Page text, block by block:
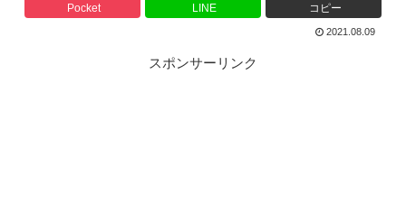
Pocket LINE コピー
2021.08.09
スポンサーリンク